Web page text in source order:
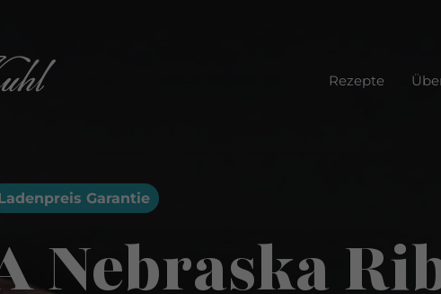
Rezepte
Garantie
Nebraska